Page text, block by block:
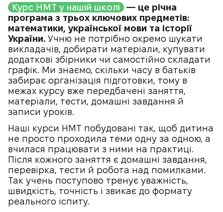
Курс НМТ у нашій школі
— це річна
програма з трьох ключових предметів:
математики, української мови та історії
України. Учню не потрібно окремо шукати
викладачів, добирати матеріали, купувати
додаткові збірники чи самостійно складати
графік. Ми знаємо, скільки часу в батьків
забирає організація підготовки, тому в
межах курсу вже передбачені заняття,
матеріали, тести, домашні завдання й
записи уроків.
Наші курси НМТ побудовані так, щоб дитина
не просто проходила теми одну за одною, а
вчилася працювати з ними на практиці.
Після кожного заняття є домашні завдання,
перевірка, тести й робота над помилками.
Так учень поступово тренує уважність,
швидкість, точність і звикає до формату
реального іспиту.